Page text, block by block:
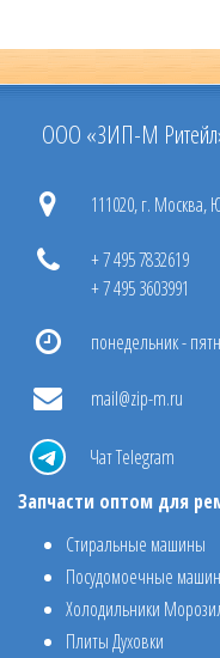
ООО «ЗИП-М
111020, г. Москва,
+ 7 495 7832619
+ 7 495 3603991
понедельник -
mail@zip-m.ru
Чат Telegram
Запчасти оптом для
Стиральные машины
Посудомоечные
Холодильники
Плиты Духовки